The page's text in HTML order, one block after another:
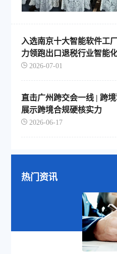
入选南京十大智能软件工
力领跑出口退税行业智能
2026-07-01
直击广州跨交会一线 | 跨境
展示跨境合规硬核实力
2026-06-17
热门资讯